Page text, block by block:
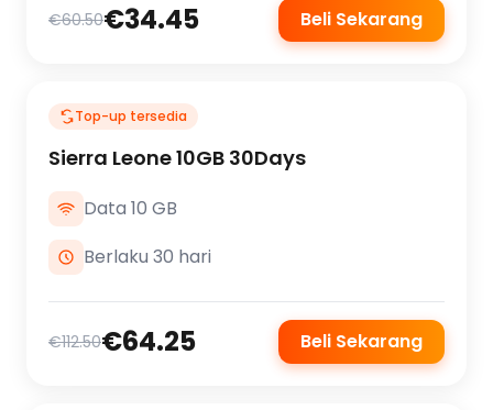
€60.50€34.45 Beli Sekarang
Top-up tersedia
Sierra Leone 10GB 30Days
Data 10 GB
Berlaku 30 hari
€112.50€64.25 Beli Sekarang